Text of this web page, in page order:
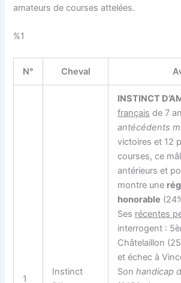
amateurs de courses attelées.
%1
N° Cheval
1
Instinct
INSTINCT
français de 7
antécédents
victoires et 12
courses, ce
antérieurs et
montre une
honorable
Ses récentes
interrogent :
Châtelaillon
et échec à
Sonhandicap